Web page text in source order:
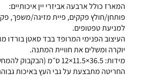
המארז כולל ארבעה אביזרי יין איכותיים:
פותחן/חולץ פקקים, פיית מזיגה/משפך,
למניעת טפטופים.
העיצוב הפנימי המרופד בבד סאטן בורדו
יוקרה ומשלים את חוויית המתנה.
מידות: 36.5×11.5×12 ס״מ (הבקבוק להמחשה בלבד)
החריטה מתבצעת על גבי העץ באיכות